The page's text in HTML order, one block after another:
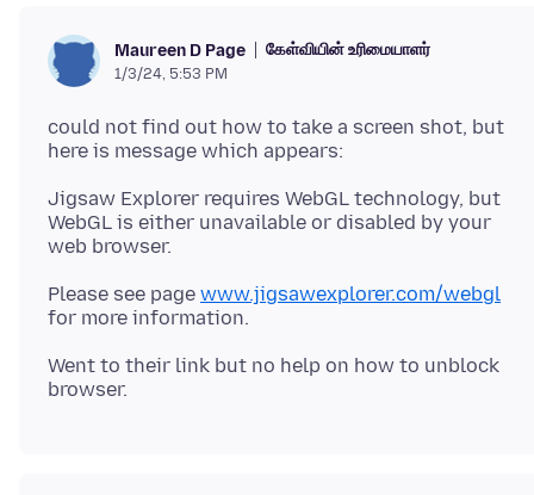
Maureen D Page கேள்வியின் உரிமையாளர்
1/3/24, 5:53 PM
could not find out how to take a screen shot, but
Jigsaw Explorer requires WebGL technology, but
WebGL is either unavailable or disabled by your
Please see page www.jigsawexplorer.com/webgl
Went to their link but no help on how to unblock